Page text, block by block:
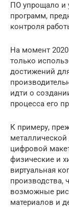
ПО упрощало и
программ,
контроля
На момент
только
достижений
идти о
процесса его
К примеру,
металлической
цифровой
физические и
виртуальная
производства,
возможные
материалов и